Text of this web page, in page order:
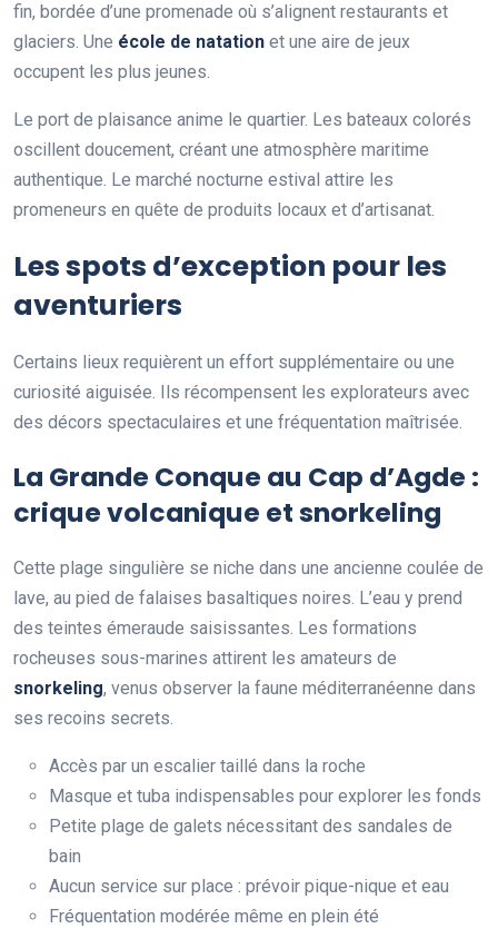
fin, bordée d’une promenade où s’alignent restaurants et
glaciers. Une école de natation et une aire de jeux
occupent les plus jeunes.
Le port de plaisance anime le quartier. Les bateaux colorés
oscillent doucement, créant une atmosphère maritime
authentique. Le marché nocturne estival attire les
promeneurs en quête de produits locaux et d’artisanat.
Les spots d’exception pour les
aventuriers
Certains lieux requièrent un effort supplémentaire ou une
curiosité aiguisée. Ils récompensent les explorateurs avec
des décors spectaculaires et une fréquentation maîtrisée.
La Grande Conque au Cap d’Agde :
crique volcanique et snorkeling
Cette plage singulière se niche dans une ancienne coulée de
lave, au pied de falaises basaltiques noires. L’eau y prend
des teintes émeraude saisissantes. Les formations
rocheuses sous-marines attirent les amateurs de
snorkeling, venus observer la faune méditerranéenne dans
ses recoins secrets.
Accès par un escalier taillé dans la roche
Masque et tuba indispensables pour explorer les fonds
Petite plage de galets nécessitant des sandales de
bain
Aucun service sur place : prévoir pique-nique et eau
Fréquentation modérée même en plein été